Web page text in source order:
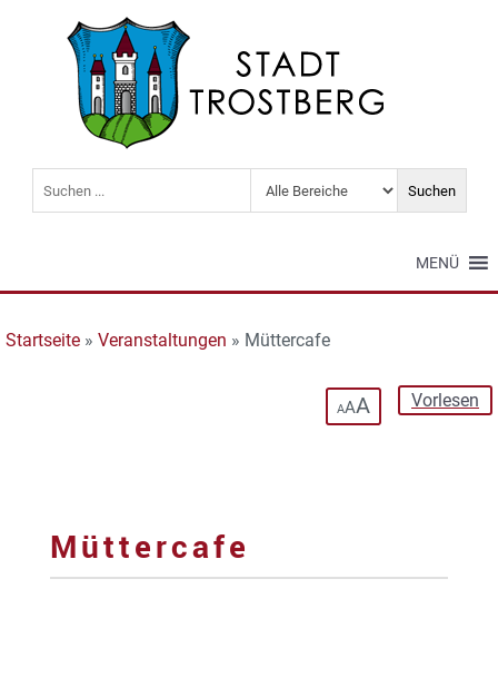
MENÜ
Startseite » Veranstaltungen » Müttercafe
Vorlesen
AAA
Müttercafe